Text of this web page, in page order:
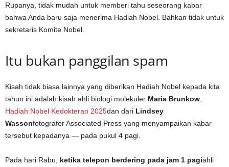
Rupanya, tidak mudah untuk memberi tahu seseorang kabar
bahwa Anda baru saja menerima Hadiah Nobel. Bahkan tidak untuk
sekretaris Komite Nobel.
Itu bukan panggilan spam
Kisah tidak biasa lainnya yang diberikan Hadiah Nobel kepada kita
tahun ini adalah kisah ahli biologi molekuler Maria Brunkow
Hadiah Nobel Kedokteran 2025dan dari Lindsey
Wassonfotografer Associated Press yang menyampaikan kabar
tersebut kepadanya — pada pukul 4 pagi.
Pada hari Rabu, ketika telepon berdering pada jam 1 pagiahli